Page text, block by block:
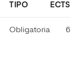
TIPO ECTS
Obligatoria 6